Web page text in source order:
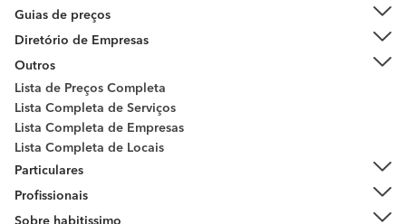
Guias de preços
Diretório de Empresas
Outros
Lista de Preços Completa
Lista Completa de Serviços
Lista Completa de Empresas
Lista Completa de Locais
Particulares
Profissionais
Sobre habitissimo